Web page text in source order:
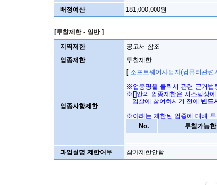
배정예산 181,000,000원
[투찰제한 - 일반 ]
지역제한
공고서 참조
업종제한
투찰제한
업종사항제한
[ 소프트웨어사업자(컴퓨터관련
※업종명을 클릭시 관련 근거법
※ [] 안의 업종제한은 시스템상
입찰에 참여하시기 전에 반드
※아래는 제한된 업종에 대해
No.
투찰가능
과업설명 제한여부 참가제한안함